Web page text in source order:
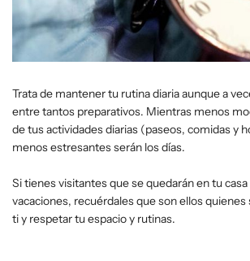
Trata de mantener tu rutina diaria aunque a
entre tantos preparativos. Mientras menos
de tus actividades diarias (paseos, comidas y
menos estresantes serán los días.
Si tienes visitantes que se quedarán en tu
vacaciones, recuérdales que son ellos quienes
ti y respetar tu espacio y rutinas.